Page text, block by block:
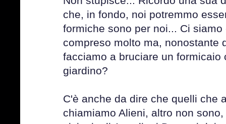
che, in fondo, noi potremmo
formiche sono per noi... Ci
compreso molto ma, nonostante
facciamo a bruciare un formicaio
giardino?
C'è anche da dire che quelli che
chiamiamo Alieni, altro non